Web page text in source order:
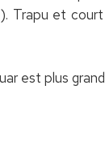
Trapu et
est plus